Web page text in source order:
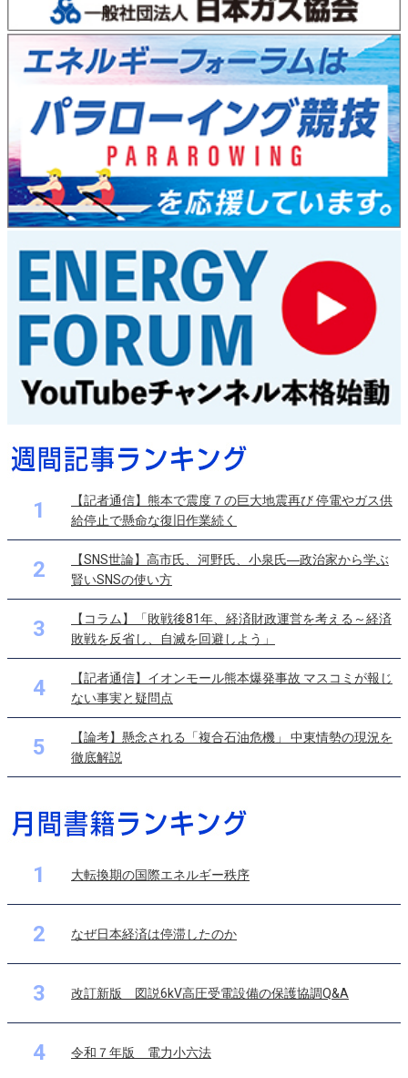
1
【記者通信】熊本で震度７の巨大地震再び 停電やガス供
給停止で懸命な復旧作業続く
2
【SNS世論】高市氏、河野氏、小泉氏―政治家から学ぶ
賢いSNSの使い方
3
【コラム】「敗戦後81年、経済財政運営を考える～経済
敗戦を反省し、自滅を回避しよう」
4
【記者通信】イオンモール熊本爆発事故 マスコミが報じ
ない事実と疑問点
5
【論考】懸念される「複合石油危機」 中東情勢の現況を
徹底解説
1 大転換期の国際エネルギー秩序
2 なぜ日本経済は停滞したのか
3 改訂新版 図説6kV高圧受電設備の保護協調Q&A
4 令和７年版 電力小六法